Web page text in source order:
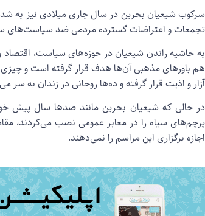
سرکوب شیعیان بحرین در سال جاری میلادی نیز به
تجمعات و اعتراضات گسترده مردمی ضد سیاست‌های
به حاشیه راندن شیعیان در حوزه‌های سیاست،
هم باورهای مذهبی آن‌ها هدف قرار گرفته است و
آزار و اذیت قرار گرفته و ده‎‌ها روحانی در زندان به سر می‌برند و با انواع توهین‌ها و شکنجه‌ها روبرو هستند.
در حالی که شیعیان بحرین مانند صدها سال پیش خود
پرچم‌های سیاه را در معابر عمومی نصب می‌کردند،
اجازه برگزاری این مراسم را نمی‌دهند.